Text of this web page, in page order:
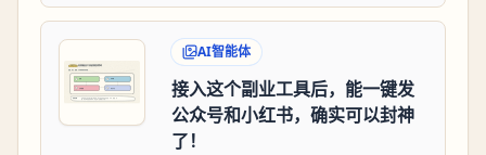
AI智能体
接入这个副业工具后，能一键发
公众号和小红书，确实可以封神
了！